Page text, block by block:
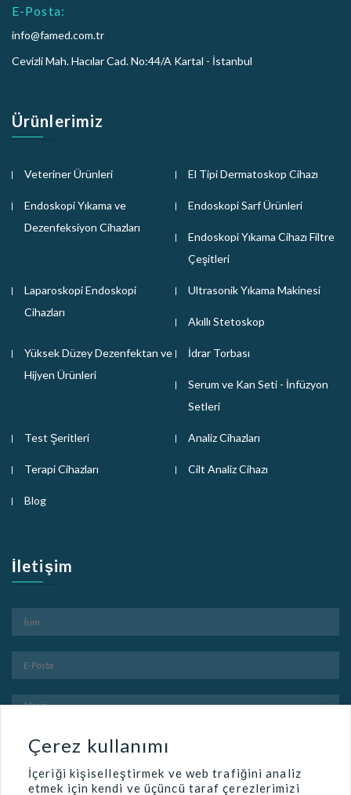
E-Posta:
info@famed.com.tr
Cevizli Mah. Hacılar Cad. No:44/A Kartal - İstanbul
Ürünlerimiz
Veteriner Ürünleri El Tipi Dermatoskop Cihazı
Endoskopi Yıkama ve
Dezenfeksiyon Cihazları
Endoskopi Sarf Ürünleri
Endoskopi Yıkama Cihazı Filtre
Çeşitleri
Laparoskopi Endoskopi
Cihazları
Ultrasonik Yıkama Makinesi
Akıllı Stetoskop
Yüksek Düzey Dezenfektan ve
Hijyen Ürünleri
İdrar Torbası
Serum ve Kan Seti - İnfüzyon
Setleri
Test Şeritleri Analiz Cihazları
Terapi Cihazları Cilt Analiz Cihazı
Blog
İletişim
Çerez kullanımı
İçeriği kişiselleştirmek ve web trafiğini analiz
etmek için kendi ve üçüncü taraf çerezlerimizi